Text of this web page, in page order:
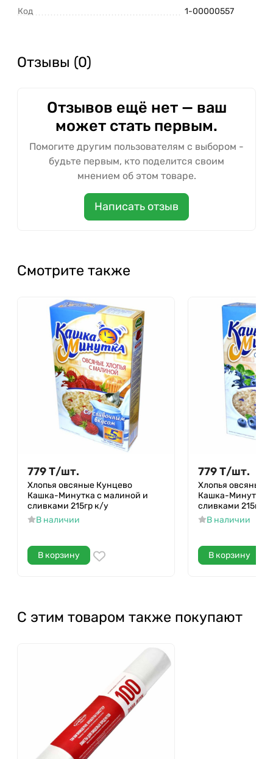
Код 1-00000557
Отзывы (0)
Отзывов ещё нет — ваш
может стать первым.
Помогите другим пользователям с выбором -
будьте первым, кто поделится своим
мнением об этом товаре.
Написать отзыв
Смотрите также
779Т/шт.
Хлопья овсяные Кунцево
Кашка-Минутка с малиной и
сливками 215гр к/у
В наличии
В корзину
779Т/шт.
Хлопья овсяные
Кашка-Минутка
сливками 215гр
В наличии
В корзину
С этим товаром также покупают